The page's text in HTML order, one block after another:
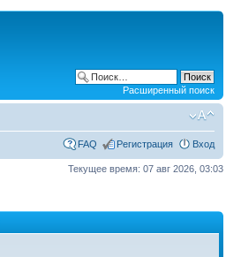
Расширенный поиск
FAQ Регистрация Вход
Текущее время: 07 авг 2026, 03:03